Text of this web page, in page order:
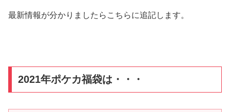
最新情報が分かりましたらこちらに追記します。
2021年ポケカ福袋は・・・